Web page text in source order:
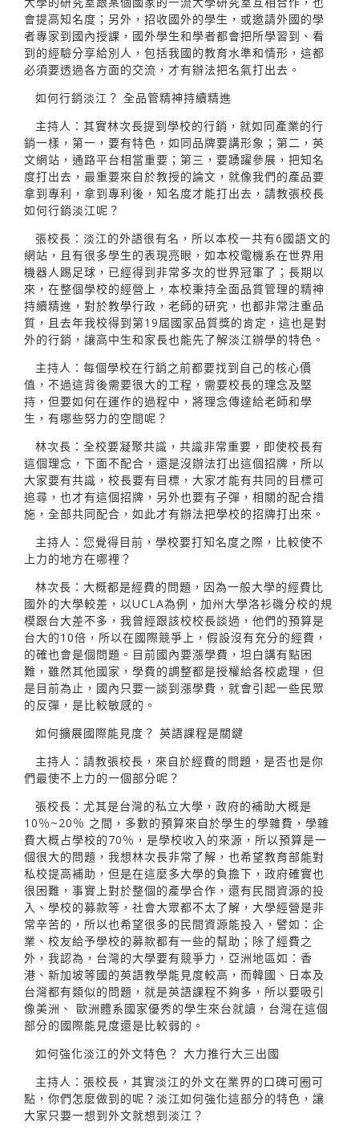
會提高知名度；另外，招收國外的學生，或邀請外國的學
者專家到國內授課，國外學生和學者都會把所學習到、看
到的經驗分享給別人，包括我國的教育水準和情形，這都
必須要透過各方面的交流，才有辦法把名氣打出去。
如何行銷淡江？ 全品管精神持續精進
主持人：其實林次長提到學校的行銷，就如同產業的行
銷一樣，第一，要有特色，如同品牌要講形象；第二，英
文網站，通路平台相當重要；第三，要踴躍參展，把知名
度打出去，最重要來自於教授的論文，就像我們的產品要
拿到專利，拿到專利後，知名度才能打出去，請教張校長
如何行銷淡江呢？
張校長：淡江的外語很有名，所以本校一共有6國語文的
網站，且有很多學生的表現亮眼，如本校電機系在世界用
機器人踢足球，已經得到非常多次的世界冠軍了；長期以
來，在整個學校的經營上，本校秉持全面品質管理的精神
持續精進，對於教學行政，老師的研究，也都非常注重品
質，且去年我校得到第19屆國家品質獎的肯定，這也是對
外的行銷，讓高中生和家長也能先了解淡江辦學的特色。
主持人：每個學校在行銷之前都要找到自己的核心價
值，不過這背後需要很大的工程，需要校長的理念及堅
持，但要如何在運作的過程中，將理念傳達給老師和學
生，有哪些努力的空間呢？
林次長：全校要凝聚共識，共識非常重要，即使校長有
這個理念，下面不配合，還是沒辦法打出這個招牌，所以
大家要有共識，校長要有目標，大家才能有共同的目標可
追尋，也才有這個招牌，另外也要有子彈，相關的配合措
施，全部共同配合，如此才有辦法把學校的招牌打出來。
主持人：您覺得目前，學校要打知名度之際，比較使不
上力的地方在哪裡？
林次長：大概都是經費的問題，因為一般大學的經費比
國外的大學較差，以UCLA為例，加州大學洛衫磯分校的規
模跟台大差不多，我曾經跟該校校長談過，他們的預算是
台大的10倍，所以在國際競爭上，假設沒有充分的經費，
的確也會是個問題。目前國內要漲學費，坦白講有點困
難，雖然其他國家，學費的調整都是授權給各校處理，但
是目前為止，國內只要一談到漲學費，就會引起一些民眾
的反彈，是比較敏感的。
如何擴展國際能見度？ 英語課程是關鍵
主持人：請教張校長，來自於經費的問題，是否也是你
們最使不上力的一個部分呢？
張校長：尤其是台灣的私立大學，政府的補助大概是
10％~20％ 之間，多數的預算來自於學生的學雜費，學雜
費大概占學校的70％，是學校收入的來源，所以預算是一
個很大的問題，我想林次長非常了解，也希望教育部能對
私校提高補助，但是在這麼多大學的負擔下，政府確實也
很困難，事實上對於整個的產學合作，還有民間資源的投
入、學校的募款等，社會大眾都不太了解，大學經營是非
常辛苦的，所以也希望很多的民間資源能投入，譬如：企
業、校友給予學校的募款都有一些的幫助；除了經費之
外，我認為，台灣的大學要有競爭力，亞洲地區如：香
港、新加坡等國的英語教學能見度較高，而韓國、日本及
台灣都有類似的問題，就是英語課程不夠多，所以要吸引
像美洲、 歐洲體系國家優秀的學生來台就讀，台灣在這個
部分的國際能見度還是比較弱的。
如何強化淡江的外文特色？ 大力推行大三出國
主持人：張校長，其實淡江的外文在業界的口碑可圈可
點，你們怎麼做到的呢？淡江如何強化這部分的特色，讓
大家只要一想到外文就想到淡江？